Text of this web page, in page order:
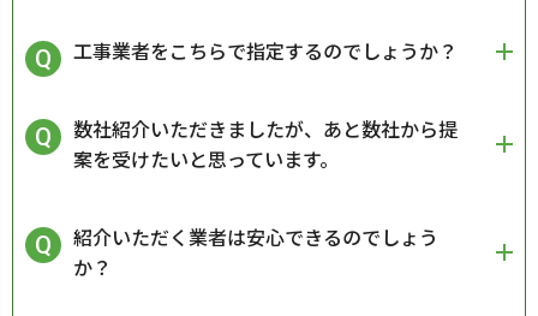
工事業者をこちらで指定するのでしょうか？
数社紹介いただきましたが、あと数社から提
案を受けたいと思っています。
紹介いただく業者は安心できるのでしょう
か？